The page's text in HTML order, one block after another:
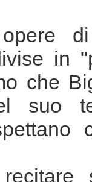
in
che
suo